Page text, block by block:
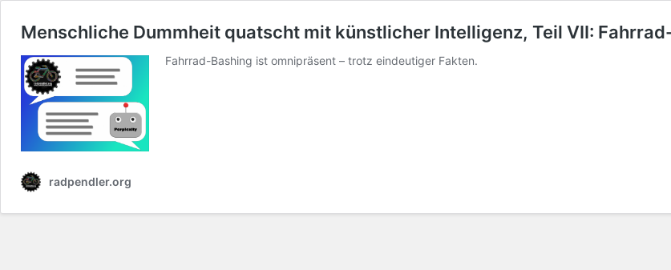
Menschliche Dummheit quatscht mit künstlicher Intelligenz, Teil VII:
Fahrrad-Bashing ist omnipräsent – trotz eindeutiger Fakten.
radpendler.org